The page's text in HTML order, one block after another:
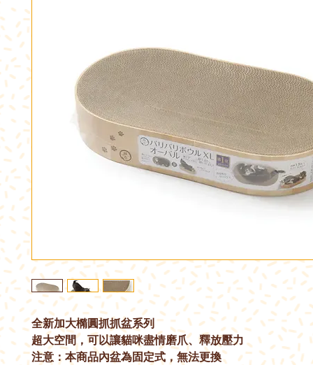
全新加大橢圓抓抓盆系列
超大空間，可以讓貓咪盡情磨爪、釋放壓力
注意：本商品內盆為固定式，無法更換